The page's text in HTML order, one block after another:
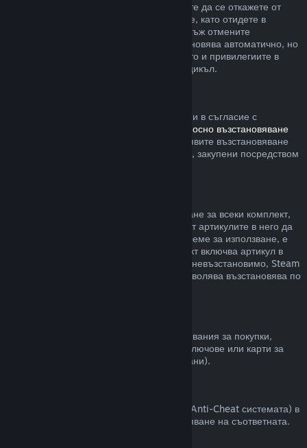
Моля, обърнете внимание, че Вие можете да се откажете от
даден активен абонамент по всяко време, като отидете в
. Щом веднъж отмените
абонамента си, той вече няма да се подновява автоматично, но
Вие ще запазите достъп до съдържанието и привилегиите в
него до края на Вашия текущ платежен цикъл.
В рамките на приемлив времеви период и в съгласие с
политиката относно възстановяване
, Вие можете да заявите възстановяване
на сумата за Steam хардуер и аксесоари, закупени посредством
Можете да получите пълно възстановяване за всеки комплект,
закупен в Steam магазина. Стига никой от артикулите в него да
не е бил прехвърлен и ако общото им време за използване, е
по-малко от два часа. Ако даден комплект включва артикул в
игра или сваляемо съдържание, което е невъзстановимо, Steam
ще Ви уведоми дали целия комплект позволява възстановява по
Valve не може да предостави възстановявания за покупки,
направени извън Steam (например, CD ключове или карти за
Steam портфейла закупени от трети страни).
Ако сте получили забрана от VAC (Valve Anti-Cheat системата) в
някоя игра, губите правото за възстановяване на съответната.